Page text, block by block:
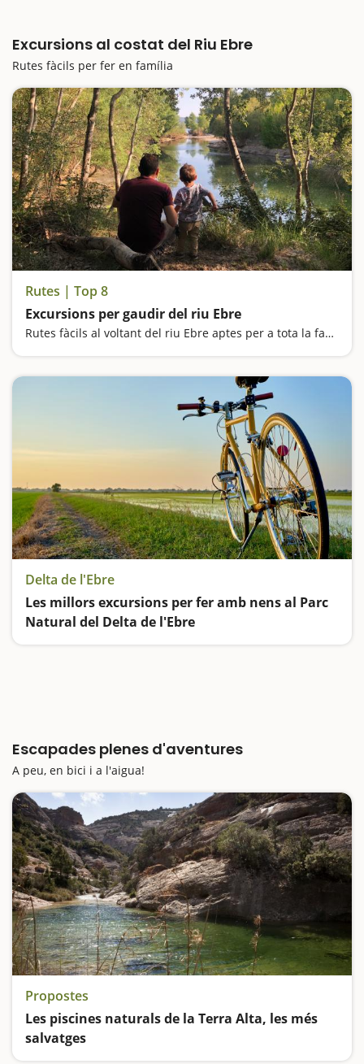
Excursions al costat del Riu Ebre
Rutes fàcils per fer en família
Rutes | Top 8
Excursions per gaudir del riu Ebre
Rutes fàcils al voltant del riu Ebre aptes per a tota la família
Delta de l'Ebre
Les millors excursions per fer amb nens al Parc
Natural del Delta de l'Ebre
Escapades plenes d'aventures
A peu, en bici i a l'aigua!
Propostes
Les piscines naturals de la Terra Alta, les més
salvatges